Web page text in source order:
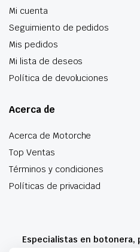
Mi cuenta
Seguimiento de pedidos
Mis pedidos
Mi lista de deseos
Política de devoluciones
Acerca de
Acerca de Motorche
Top Ventas
Términos y condiciones
Políticas de privacidad
Especialistas en botonera,